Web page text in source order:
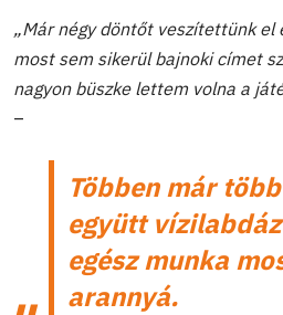
„Már négy döntőt veszítettünk el
most sem sikerül bajnoki címet
nagyon büszke lettem volna a
–
Többen már
együtt
egész munka
arannyá.